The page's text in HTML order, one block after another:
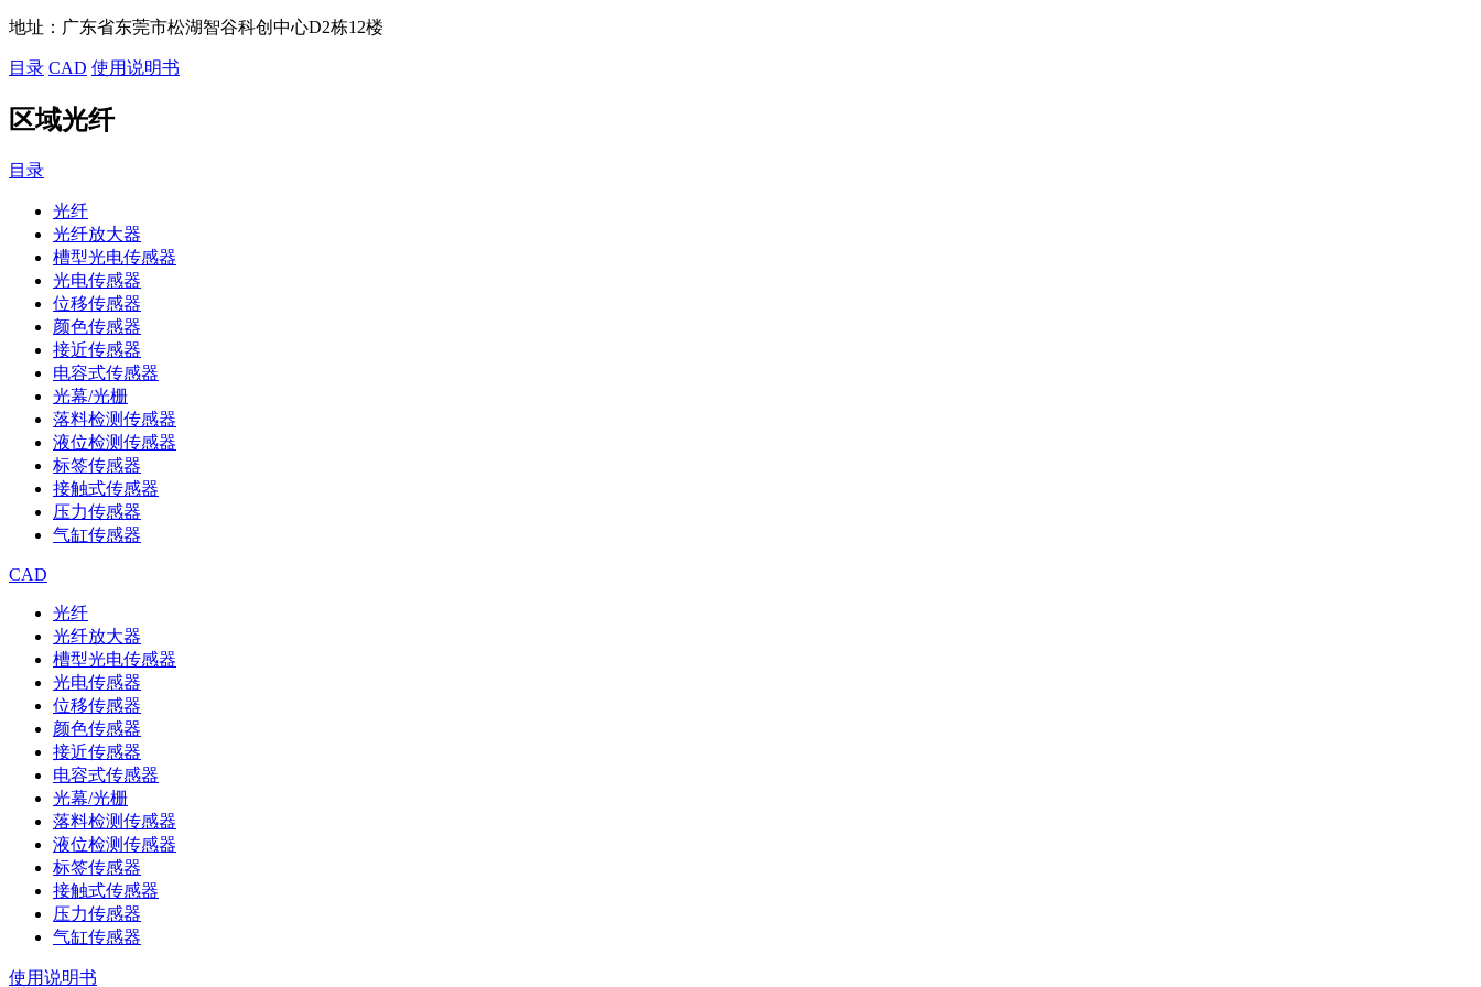
地址： 广东省东莞市松湖智谷科创中心D2栋12楼
目录 CAD 使用说明书
区域光纤
目录
光纤
光纤放大器
槽型光电传感器
光电传感器
位移传感器
颜色传感器
接近传感器
电容式传感器
光幕/光栅
落料检测传感器
液位检测传感器
标签传感器
接触式传感器
压力传感器
气缸传感器
CAD
光纤
光纤放大器
槽型光电传感器
光电传感器
位移传感器
颜色传感器
接近传感器
电容式传感器
光幕/光栅
落料检测传感器
液位检测传感器
标签传感器
接触式传感器
压力传感器
气缸传感器
使用说明书